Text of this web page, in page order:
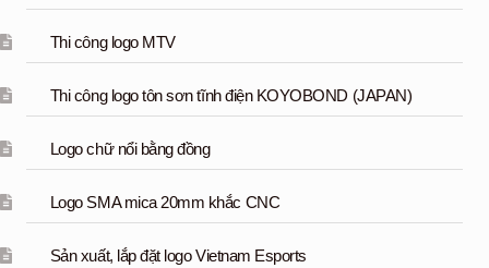
Thi công logo MTV
Thi công logo tôn sơn tĩnh điện KOYOBOND (JAPAN)
Logo chữ nổi bằng đồng
Logo SMA mica 20mm khắc CNC
Sản xuất, lắp đặt logo Vietnam Esports